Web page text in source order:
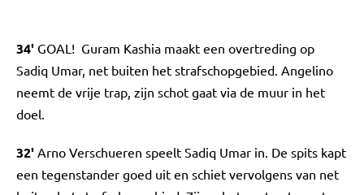
34' GOAL! Guram Kashia maakt een overtreding op
Sadiq Umar, net buiten het strafschopgebied. Angelino
neemt de vrije trap, zijn schot gaat via de muur in het
doel.
32' Arno Verschueren speelt Sadiq Umar in. De spits kapt
een tegenstander goed uit en schiet vervolgens van net